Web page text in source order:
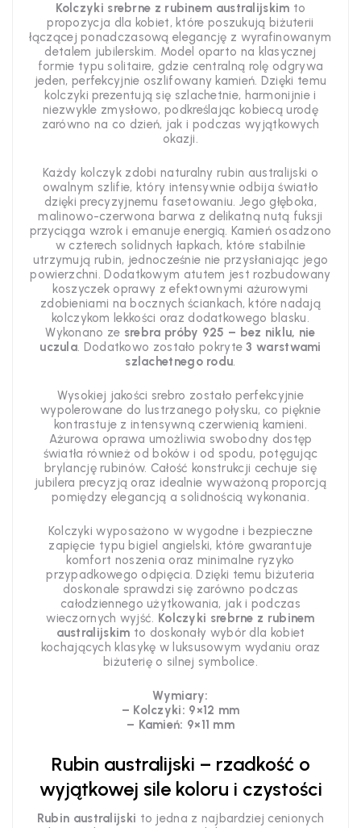
Kolczyki srebrne z rubinem australijskim to
propozycja dla kobiet, które poszukują biżuterii
łączącej ponadczasową elegancję z wyrafinowanym
detalem jubilerskim. Model oparto na klasycznej
formie typu solitaire, gdzie centralną rolę odgrywa
jeden, perfekcyjnie oszlifowany kamień. Dzięki temu
kolczyki prezentują się szlachetnie, harmonijnie i
niezwykle zmysłowo, podkreślając kobiecą urodę
zarówno na co dzień, jak i podczas wyjątkowych
okazji.
Każdy kolczyk zdobi naturalny rubin australijski o
owalnym szlifie, który intensywnie odbija światło
dzięki precyzyjnemu fasetowaniu. Jego głęboka,
malinowo-czerwona barwa z delikatną nutą fuksji
przyciąga wzrok i emanuje energią. Kamień osadzono
w czterech solidnych łapkach, które stabilnie
utrzymują rubin, jednocześnie nie przysłaniając jego
powierzchni. Dodatkowym atutem jest rozbudowany
koszyczek oprawy z efektownymi ażurowymi
zdobieniami na bocznych ściankach, które nadają
kolczykom lekkości oraz dodatkowego blasku.
Wykonano ze srebra próby 925 – bez niklu, nie
uczula. Dodatkowo zostało pokryte3 warstwami
szlachetnego rodu.
Wysokiej jakości srebro zostało perfekcyjnie
wypolerowane do lustrzanego połysku, co pięknie
kontrastuje z intensywną czerwienią kamieni.
Ażurowa oprawa umożliwia swobodny dostęp
światła również od boków i od spodu, potęgując
brylancję rubinów. Całość konstrukcji cechuje się
jubilera precyzją oraz idealnie wyważoną proporcją
pomiędzy elegancją a solidnością wykonania.
Kolczyki wyposażono w wygodne i bezpieczne
zapięcie typu bigiel angielski, które gwarantuje
komfort noszenia oraz minimalne ryzyko
przypadkowego odpięcia. Dzięki temu biżuteria
doskonale sprawdzi się zarówno podczas
całodziennego użytkowania, jak i podczas
wieczornych wyjść. Kolczyki srebrne z rubinem
australijskim to doskonały wybór dla kobiet
kochających klasykę w luksusowym wydaniu oraz
biżuterię o silnej symbolice.
Wymiary:
– Kolczyki: 9×12 mm
– Kamień: 9×11 mm
Rubin australijski – rzadkość o
wyjątkowej sile koloru i czystości
Rubin australijski to jedna z najbardziej cenionych